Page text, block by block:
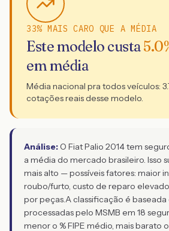
33% MAIS CARO QUE A MÉDIA
Este modelo custa5.0
em média
Média nacional pra todos veículos:
cotações reais desse modelo.
Análise: O Fiat Palio 2014 tem
a média do mercado brasileiro. Isso
mais alto — possíveis fatores: maior
roubo/furto, custo de reparo
por peças.A classificação é
processadas pelo MSMB em 18
menor o % FIPE médio, mais barato